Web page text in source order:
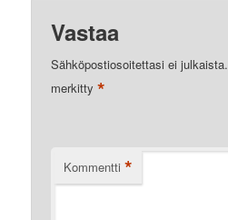
Vastaa
Sähköpostiosoitettasi ei julkaista.
merkitty*
Kommentti *